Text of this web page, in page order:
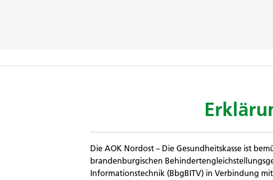
Die AOK Nordost – Die Gesundheitskasse ist
brandenburgischen
Informationstechnik (BbgBITV) in Verbindung